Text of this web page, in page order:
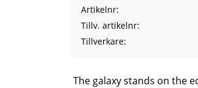
Artikelnr
Tillv. artikelnr
Tillverkare
The galaxy stands on the